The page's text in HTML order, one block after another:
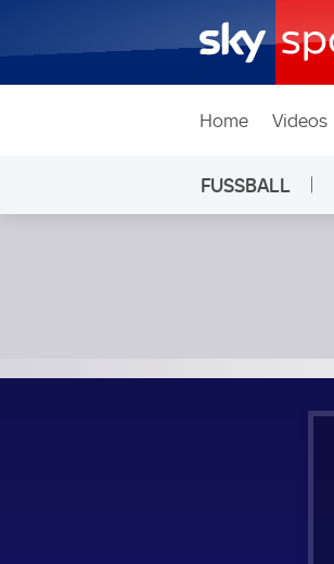
Home Videos
FUSSBALL